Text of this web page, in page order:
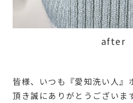
after
皆様、いつも『愛知洗い人』
頂き誠にありがとうございます